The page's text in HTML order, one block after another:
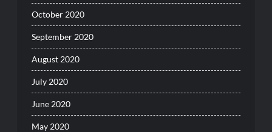
October 2020
September 2020
August 2020
July 2020
June 2020
May 2020